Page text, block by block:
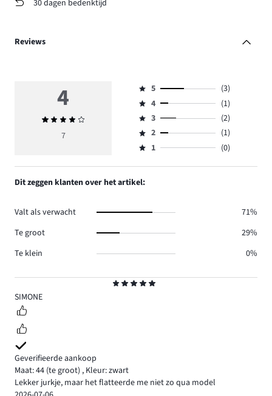
30 dagen bedenktijd
Reviews
5
SIMONE
Geverifieerde aankoop
Maat: 44 (te groot) , Kleur: zwart
Lekker jurkje, maar het flatteerde me niet zo qua model
4
Gemiddelde
beoordeling
7
Beoordeling
5,
aantal
reviews
3.
5
(3)
Beoordeling
4,
aantal
reviews
4
(1)
Beoordeling
3,
aantal
3
(2)
Beoordeling
2,
1.
2
(1)
Beoordeling
1,
aantal
reviews
1 (0)
Dit zeggen klanten over het artikel:
Valt als verwacht
71%
Te groot
29%
Te klein
0%